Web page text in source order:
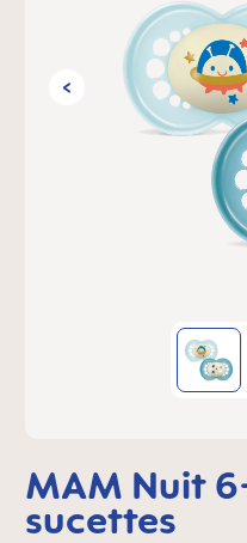
MAM Nuit
sucettes